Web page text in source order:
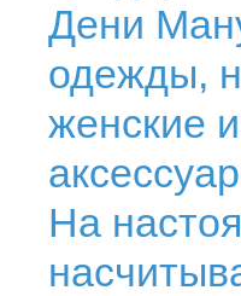
Дени
одежды,
женские
На